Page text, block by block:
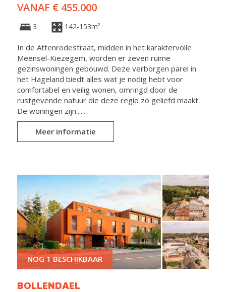
VANAF € 455.000
3 142-153m²
In de Attenrodestraat, midden in het karaktervolle
Meensel-Kiezegem, worden er zeven ruime
gezinswoningen gebouwd. Deze verborgen parel in
het Hageland biedt alles wat je nodig hebt voor
comfortabel en veilig wonen, omringd door de
rustgevende natuur die deze regio zo geliefd maakt.
De woningen zijn......
Meer informatie
NOG 1 BESCHIKBAAR
BOLLENDAEL